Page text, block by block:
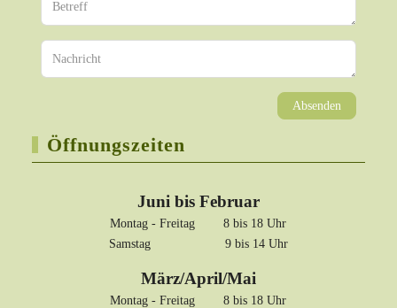
Absenden
Öffnungszeiten
Juni bis Februar
Montag - Freitag 8 bis 18 Uhr
Samstag 9 bis 14 Uhr
März/April/Mai
Montag - Freitag 8 bis 18 Uhr